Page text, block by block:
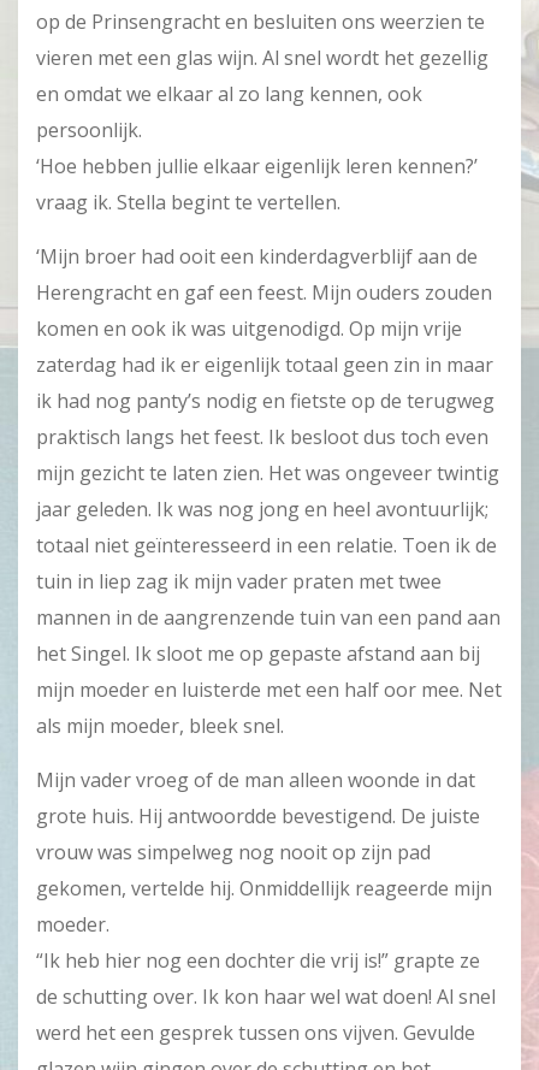
op de Prinsengracht en besluiten ons weerzien te
vieren met een glas wijn. Al snel wordt het gezellig
en omdat we elkaar al zo lang kennen, ook
persoonlijk.
‘Hoe hebben jullie elkaar eigenlijk leren kennen?’
vraag ik. Stella begint te vertellen.
‘Mijn broer had ooit een kinderdagverblijf aan de
Herengracht en gaf een feest. Mijn ouders zouden
komen en ook ik was uitgenodigd. Op mijn vrije
zaterdag had ik er eigenlijk totaal geen zin in maar
ik had nog panty’s nodig en fietste op de terugweg
praktisch langs het feest. Ik besloot dus toch even
mijn gezicht te laten zien. Het was ongeveer twintig
jaar geleden. Ik was nog jong en heel avontuurlijk;
totaal niet geïnteresseerd in een relatie. Toen ik de
tuin in liep zag ik mijn vader praten met twee
mannen in de aangrenzende tuin van een pand aan
het Singel. Ik sloot me op gepaste afstand aan bij
mijn moeder en luisterde met een half oor mee. Net
als mijn moeder, bleek snel.
Mijn vader vroeg of de man alleen woonde in dat
grote huis. Hij antwoordde bevestigend. De juiste
vrouw was simpelweg nog nooit op zijn pad
gekomen, vertelde hij. Onmiddellijk reageerde mijn
moeder.
“Ik heb hier nog een dochter die vrij is!” grapte ze
de schutting over. Ik kon haar wel wat doen! Al snel
werd het een gesprek tussen ons vijven. Gevulde